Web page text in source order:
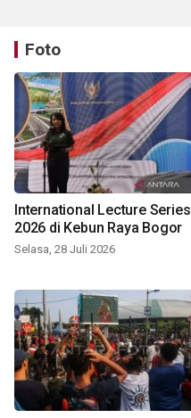
Foto
International Lecture Series
2026 di Kebun Raya Bogor
Selasa, 28 Juli 2026